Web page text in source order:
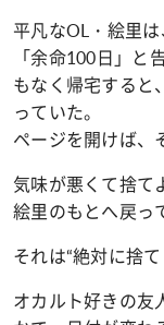
平凡なOL・絵里
「余命100日」と
もなく帰宅すると
っていた。
ページを開けば、
気味が悪くて捨て
絵里のもとへ戻っ
それは“絶対に捨
オカルト好きの友